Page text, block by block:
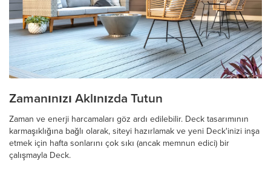
Zamanınızı Aklınızda Tutun
Zaman ve enerji harcamaları göz ardı edilebilir. Deck tasarımının
karmaşıklığına bağlı olarak, siteyi hazırlamak ve yeni Deck'inizi inşa
etmek için hafta sonlarını çok sıkı (ancak memnun edici) bir
çalışmayla Deck.